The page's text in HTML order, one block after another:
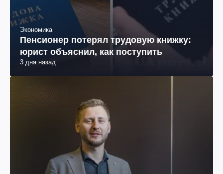
Экономика
Пенсионер потерял трудовую книжку:
юрист объяснил, как поступить
3 дня назад